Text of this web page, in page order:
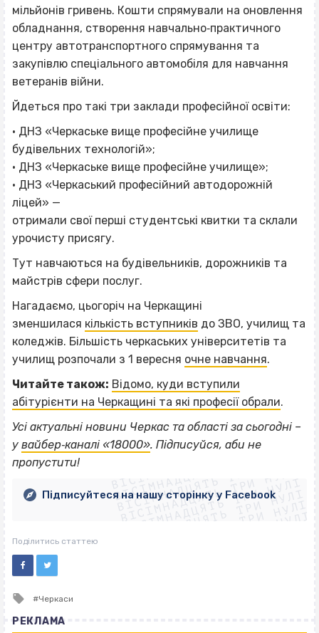
мільйонів гривень. Кошти спрямували на оновлення
обладнання, створення навчально‐практичного
центру автотранспортного спрямування та
закупівлю спеціального автомобіля для навчання
ветеранів війни.
Йдеться про такі три заклади професійної освіти:
• ДНЗ «Черкаське вище професійне училище
будівельних технологій»;
• ДНЗ «Черкаське вище професійне училище»;
• ДНЗ «Черкаський професійний автодорожній
ліцей» —
отримали свої перші студентські квитки та склали
урочисту присягу.
Тут навчаються на будівельників, дорожників та
майстрів сфери послуг.
Нагадаємо, цьогоріч на Черкащині
зменшилася кількість вступників до ЗВО, училищ та
коледжів. Більшість черкаських університетів та
училищ розпочали з 1 вересня очне навчання.
Читайте також: Відомо, куди вступили
абітурієнти на Черкащині та які професії обрали.
Усі актуальні новини Черкас та області за сьогодні –
у вайбер‐каналі «18000». Підписуйся, аби не
пропустити!
ВІСІМНАДЦЯТЬ ТРИ НУЛІ
ВІСІМНАДЦЯТЬ ТРИ НУЛІ
ВІСІМНАДЦЯТЬ ТРИ НУЛІ
ВІСІМНАДЦЯТЬ ТРИ НУЛІ
ВІСІМНАДЦЯТЬ ТРИ НУЛІ
ВІСІМНАДЦЯТЬ ТРИ НУЛІ
ВІСІМНАДЦЯТЬ ТРИ НУЛІ
ВІСІМНАДЦЯТЬ ТРИ НУЛІ
Підписуйтеся на нашу сторінку у Facebook
Поділитись статтею
Tagged
Черкаси
РЕКЛАМА